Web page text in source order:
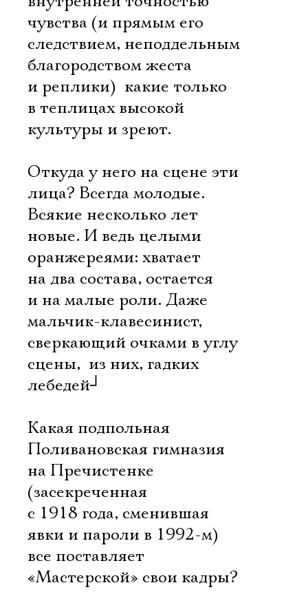
чувства (и прямым его
следствием, неподдельным
благородством жеста
и реплики)  какие только
в теплицах высокой
культуры и зреют.
Откуда у него на сцене эти
лица? Всегда молодые.
Всякие несколько лет 
новые. И ведь целыми
оранжереями: хватает
на два состава, остается
и на малые роли. Даже
мальчик-клавесинист,
сверкающий очками в углу
сцены,  из них, гадких
лебедей┘
Какая подпольная
Поливановская гимназия
на Пречистенке
(засекреченная
с 1918 года, сменившая
явки и пароли в 1992-м)
все поставляет
«Мастерской» свои кадры?